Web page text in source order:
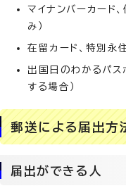
マイナンバーカード
み）
在留カード、特別永
出国日のわかるパス
する場合）
郵送による届出方
届出ができる人